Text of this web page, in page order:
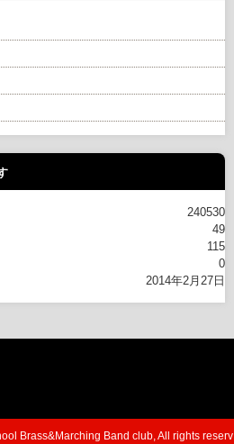
240530
49
115
0
2014年2月27日
Brass&Marching Band club, All rights reserv